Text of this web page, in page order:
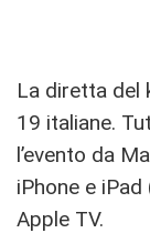
La diretta del
19 italiane.
l’evento da
iPhone e
Apple TV.